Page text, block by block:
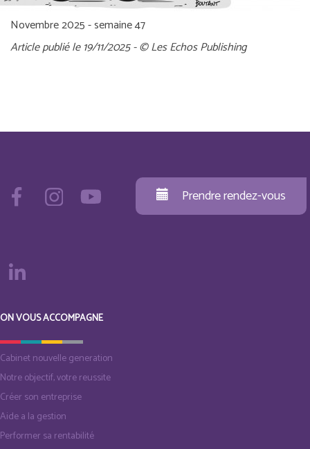
Novembre 2025 - semaine 47
Article publié le 19/11/2025 - © Les Echos Publishing
Prendre rendez-vous
ON VOUS ACCOMPAGNE
Cabinet nouvelle generation
Notre objectif, votre reussite
Créer son entreprise
Aide a la gestion
Performer sa rentabilité